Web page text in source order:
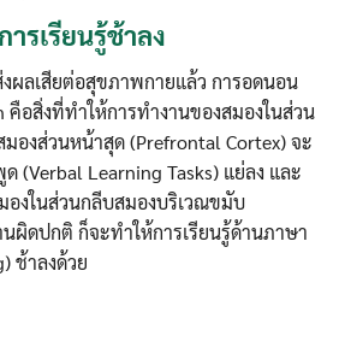
รเรียนรู้ช้าลง
ผลเสียต่อสุขภาพกายแล้ว การอดนอน
คือสิ่งที่ทำให้การทำงานของสมองในส่วน
องส่วนหน้าสุด (Prefrontal Cortex) จะ
(Verbal Learning Tasks) แย่ลง และ
องในส่วนกลีบสมองบริเวณขมับ
ผิดปกติ ก็จะทำให้การเรียนรู้ด้านภาษา
ช้าลงด้วย